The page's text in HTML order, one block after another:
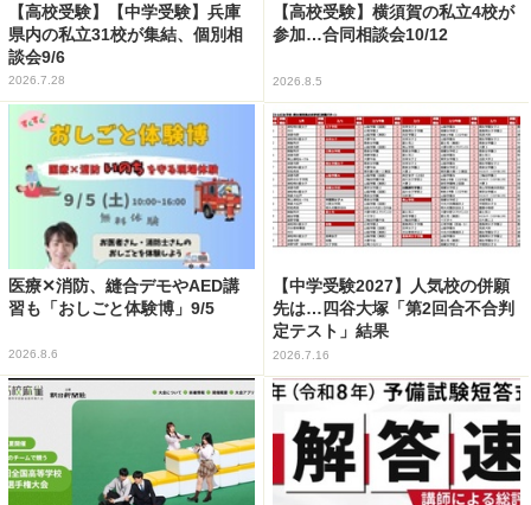
【高校受験】【中学受験】兵庫
県内の私立31校が集結、個別相
談会9/6
2026.7.28
【高校受験】横須賀の私立4校が
参加…合同相談会10/12
2026.8.5
医療✕消防、縫合デモやAED講
習も「おしごと体験博」9/5
2026.8.6
【中学受験2027】人気校の併願
先は…四谷大塚「第2回合不合判
定テスト」結果
2026.7.16